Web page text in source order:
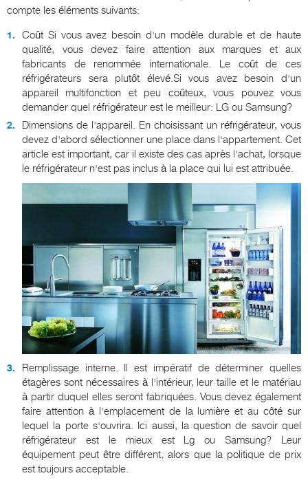
compte les éléments suivants:
Coût Si vous avez besoin d'un modèle durable et de haute
qualité, vous devez faire attention aux marques et aux
fabricants de renommée internationale. Le coût de ces
réfrigérateurs sera plutôt élevé.Si vous avez besoin d'un
appareil multifonction et peu coûteux, vous pouvez vous
demander quel réfrigérateur est le meilleur: LG ou Samsung?
Dimensions de l'appareil. En choisissant un réfrigérateur, vous
devez d'abord sélectionner une place dans l'appartement. Cet
article est important, car il existe des cas après l'achat, lorsque
le réfrigérateur n'est pas inclus à la place qui lui est attribuée.
Remplissage interne. Il est impératif de déterminer quelles
étagères sont nécessaires à l'intérieur, leur taille et le matériau
à partir duquel elles seront fabriquées. Vous devez également
faire attention à l'emplacement de la lumière et au côté sur
lequel la porte s'ouvrira. Ici aussi, la question de savoir quel
réfrigérateur est le mieux est Lg ou Samsung? Leur
équipement peut être différent, alors que la politique de prix
est toujours acceptable.